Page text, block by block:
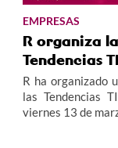
EMPRESAS
R organiza
Tendencias
R ha organizado
las Tendencias
viernes 13 de